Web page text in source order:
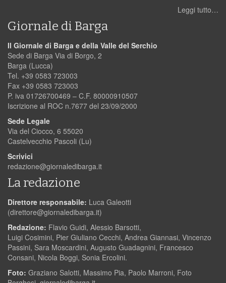
Leggi tutto…
Giornale di Barga
Il Giornale di Barga e della Valle del Serchio
Sede di Barga Via di Borgo, 2
Barga (Lucca)
Tel. +39 0583 723003
Fax +39 0583 723003
P. iva 01726700469 – C.F. 80000910507
Iscrizione al ROC n.7677 del 23/09/2000
Sede Legale
Via del Ciocco, 6 55020
Castelvecchio Pascoli (Lu)
Scrivici
redazione@giornaledibarga.it
La redazione
Direttore responsabile: Luca Galeotti
(direttore@giornaledibarga.it)
Redazione: Flavio Guidi, Alessio Barsotti,
Luigi Cosimini, Pier Giuliano Cecchi, Andrea Giannasi, Vincenzo
Passini, Sara Moscardini, Augusto Guadagnini, Francesco
Consani, Nicola Boggi, Sonia Ercolini.
Foto: Graziano Salotti, Massimo Pia, Paolo Marroni, Foto